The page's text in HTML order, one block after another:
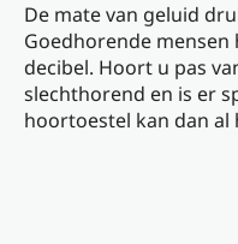
De mate van geluid
Goedhorende mensen
decibel. Hoort u pas
slechthorend en is er
hoortoestel kan dan al